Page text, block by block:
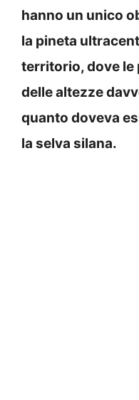
hanno un unico
la pineta
territorio, dove le
delle altezze
quanto doveva
la selva silana.